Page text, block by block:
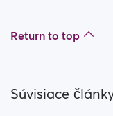
Return to top
Súvisiace